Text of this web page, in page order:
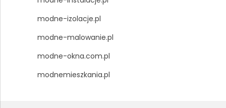
modne-izolacje.pl
modne-malowanie.pl
modne-okna.com.pl
modnemieszkania.pl